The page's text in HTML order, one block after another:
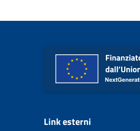
Link esterni